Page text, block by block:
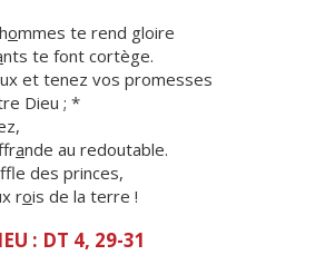
ommes te rend gloire
nts te font cortège.
et tenez vos promesses
Dieu ; *
ande au redoutable.
ffle des princes,
rois de la terre !
: DT 4, 29-31